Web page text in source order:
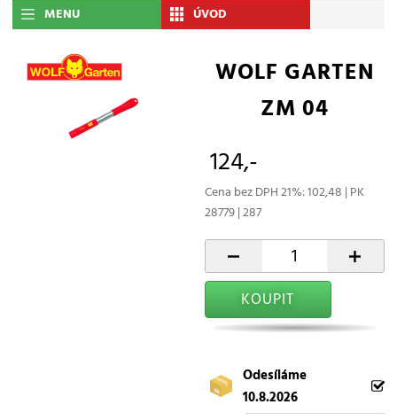
MENU ÚVOD
WOLF GARTEN
ZM 04
124,-
Cena bez DPH 21%: 102,48 | PK
28779 | 287
- +
KOUPIT
Odesíláme
10.8.2026